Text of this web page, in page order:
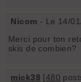
Nicom - Le 14/
Merci pour ton
skis de combien?
mick38 [480